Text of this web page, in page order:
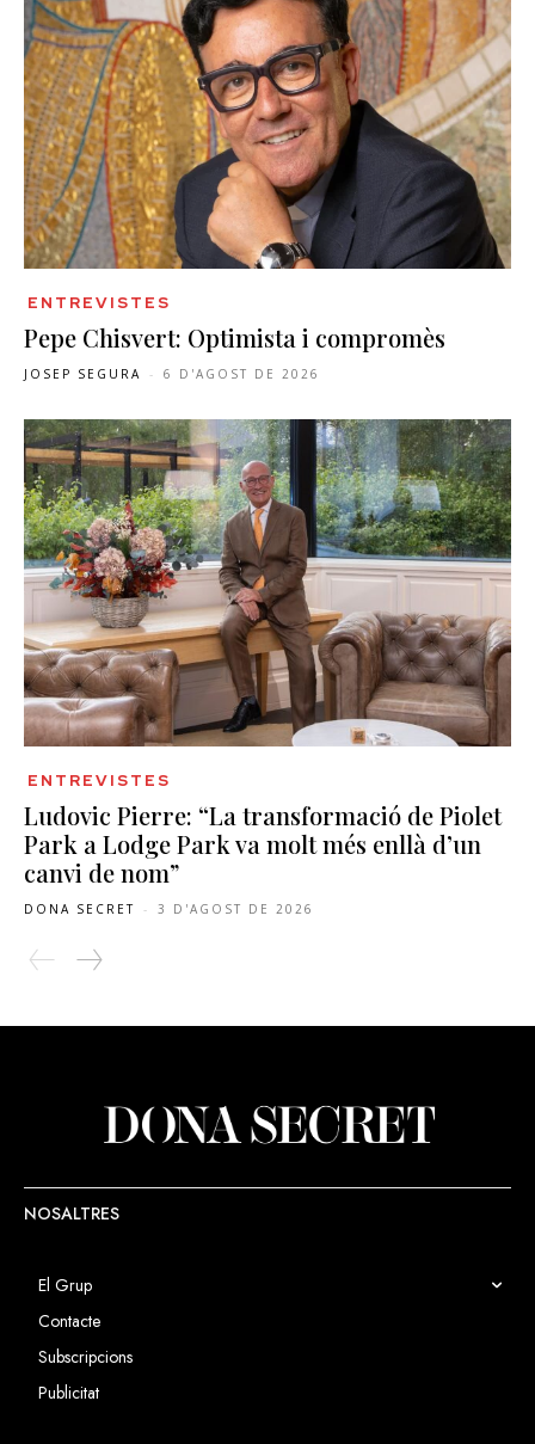
ENTREVISTES
Pepe Chisvert: Optimista i compromès
JOSEP SEGURA - 6 D'AGOST DE 2026
ENTREVISTES
Ludovic Pierre: “La transformació de Piolet
Park a Lodge Park va molt més enllà d’un
canvi de nom”
DONA SECRET - 3 D'AGOST DE 2026
NOSALTRES
El Grup
Contacte
Subscripcions
Publicitat